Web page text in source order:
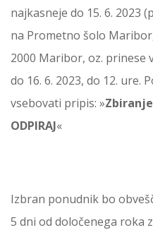
najkasneje do 15. 6. 2023
na Prometno šolo
2000 Maribor, oz. prinese
do 16. 6. 2023, do 12. ure.
vsebovati pripis: »
ODPIRAJ«
Izbran ponudnik bo
5 dni od določenega roka